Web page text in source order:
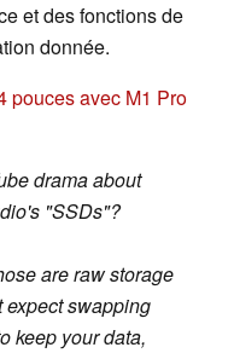
et des fonctions de
donnée.
pouces avec M1 Pro
drama about
"SSDs"?
are raw storage
expect swapping
keep your data,